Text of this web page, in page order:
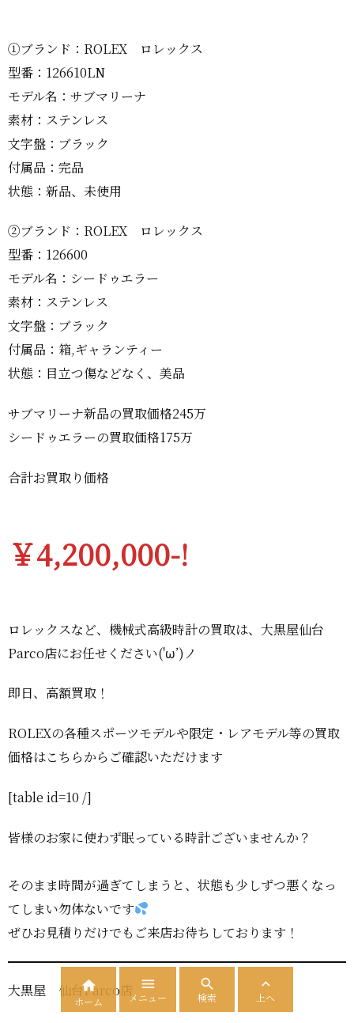
①ブランド：ROLEX ロレックス
型番：126610LN
モデル名：サブマリーナ
素材：ステンレス
文字盤：ブラック
付属品：完品
状態：新品、未使用
②ブランド：ROLEX ロレックス
型番：126600
モデル名：シードゥエラー
素材：ステンレス
文字盤：ブラック
付属品：箱,ギャランティー
状態：目立つ傷などなく、美品
サブマリーナ新品の買取価格245万
シードゥエラーの買取価格175万
合計お買取り価格
￥4,200,000-!
ロレックスなど、機械式高級時計の買取は、大黒屋仙台
Parco店にお任せください('ω’)ノ
即日、高額買取！
ROLEXの各種スポーツモデルや限定・レアモデル等の買取
価格はこちらからご確認いただけます
[table id=10 /]
皆様のお家に使わず眠っている時計ございませんか？
そのまま時間が過ぎてしまうと、状態も少しずつ悪くなっ
てしまい勿体ないです
ぜひお見積りだけでもご来店お待ちしております！
大黒屋 仙台Parco店

ホーム

メニュー

検索

上へ